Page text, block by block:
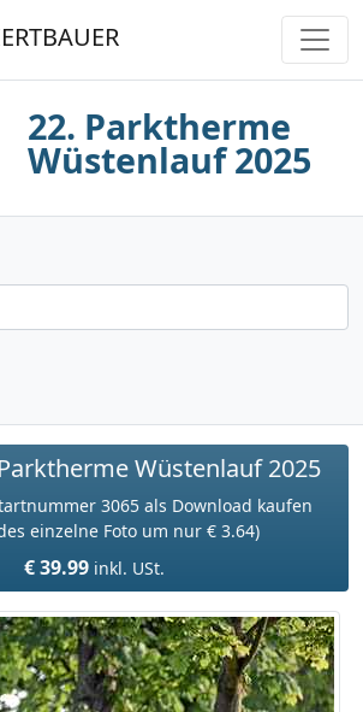
22. Parktherme
Wüstenlauf 2025
Wüstenlauf 2025
3065 als Download kaufen
einzelne Foto um nur € 3.64)
€ 39.99 inkl. USt.